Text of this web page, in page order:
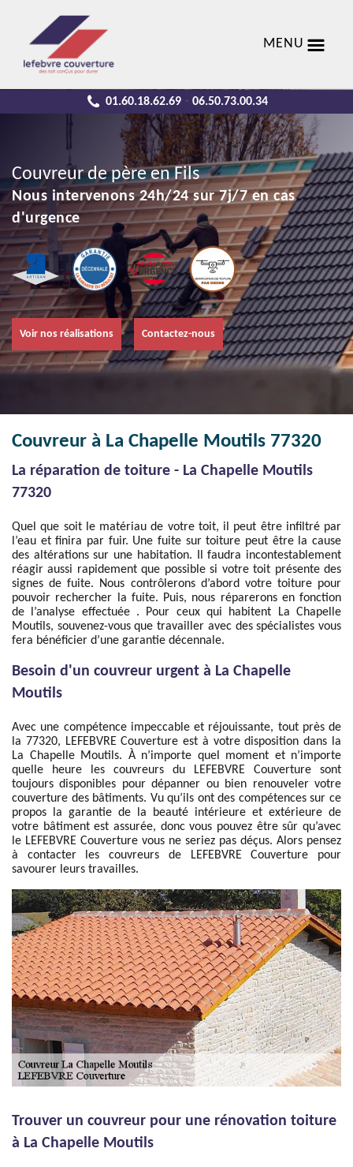
MENU
01.60.18.62.69 - 06.50.73.00.34
Couvreur de père en Fils
Nous intervenons 24h/24 sur 7j/7 en cas
d'urgence
Voir nos réalisations Contactez-nous
Couvreur à La Chapelle Moutils 77320
La réparation de toiture - La Chapelle Moutils
77320
Quel que soit le matériau de votre toit, il peut être infiltré par
l’eau et finira par fuir. Une fuite sur toiture peut être la cause
des altérations sur une habitation. Il faudra incontestablement
réagir aussi rapidement que possible si votre toit présente des
signes de fuite. Nous contrôlerons d’abord votre toiture pour
pouvoir rechercher la fuite. Puis, nous réparerons en fonction
de l’analyse effectuée . Pour ceux qui habitent La Chapelle
Moutils, souvenez-vous que travailler avec des spécialistes vous
fera bénéficier d’une garantie décennale.
Besoin d'un couvreur urgent à La Chapelle
Moutils
Avec une compétence impeccable et réjouissante, tout près de
la 77320, LEFEBVRE Couverture est à votre disposition dans la
La Chapelle Moutils. À n’importe quel moment et n’importe
quelle heure les couvreurs du LEFEBVRE Couverture sont
toujours disponibles pour dépanner ou bien renouveler votre
couverture des bâtiments. Vu qu’ils ont des compétences sur ce
propos la garantie de la beauté intérieure et extérieure de
votre bâtiment est assurée, donc vous pouvez être sûr qu’avec
le LEFEBVRE Couverture vous ne seriez pas déçus. Alors pensez
à contacter les couvreurs de LEFEBVRE Couverture pour
savourer leurs travailles.
Trouver un couvreur pour une rénovation toiture
à La Chapelle Moutils